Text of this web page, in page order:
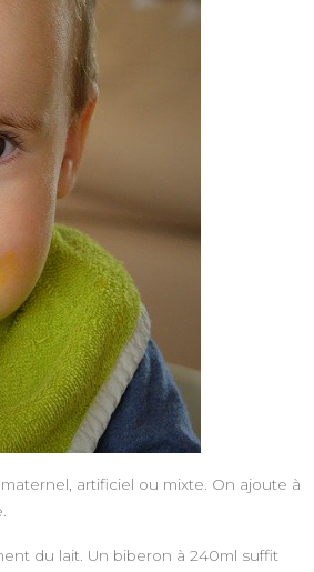
artificiel ou mixte. On ajoute à
du lait. Un biberon à 240ml suffit